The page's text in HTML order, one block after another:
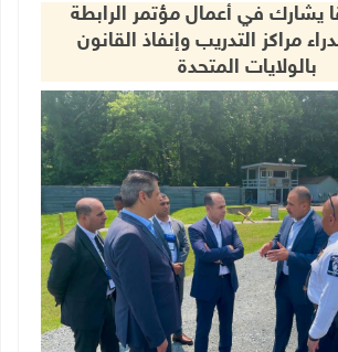
يشارك في أعمال مؤتمر الرابطة
مراكز التدريب وإنفاذ القانون
بالولايات المتحدة